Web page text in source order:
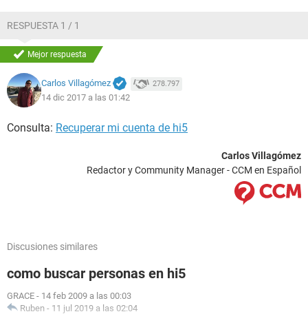
RESPUESTA 1 / 1
Mejor respuesta
Carlos Villagómez 278.797
14 dic 2017 a las 01:42
Consulta: Recuperar mi cuenta de hi5
Carlos Villagómez
Redactor y Community Manager - CCM en Español
Discusiones similares
como buscar personas en hi5
GRACE - 14 feb 2009 a las 00:03
Ruben - 11 jul 2019 a las 02:04